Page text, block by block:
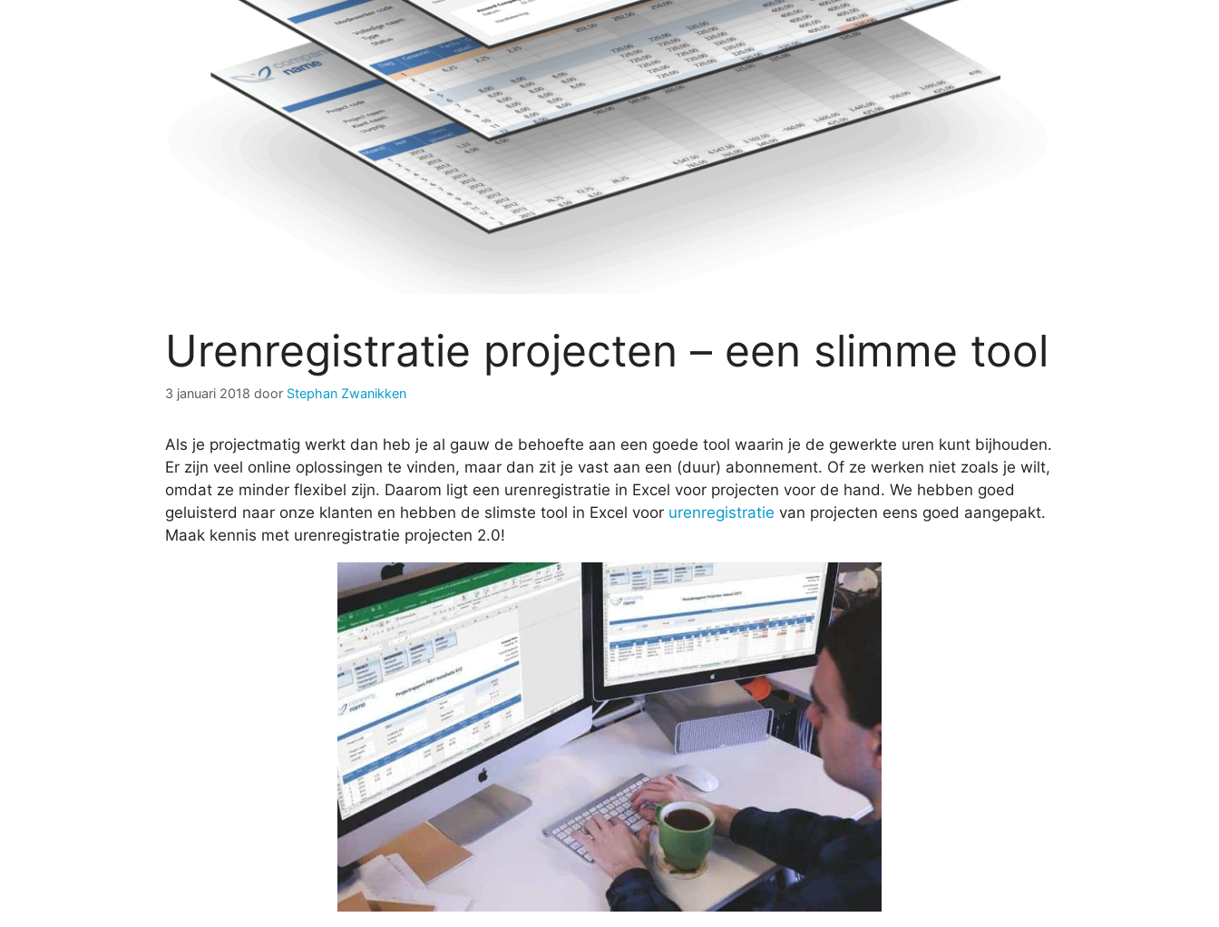
Urenregistratie projecten – een slimme tool
3 januari 2018 door Stephan Zwanikken
Als je projectmatig werkt dan heb je al gauw de behoefte aan een goede tool waarin je de gewerkte uren kunt bijhouden.
Er zijn veel online oplossingen te vinden, maar dan zit je vast aan een (duur) abonnement. Of ze werken niet zoals je wilt,
omdat ze minder flexibel zijn. Daarom ligt een urenregistratie in Excel voor projecten voor de hand. We hebben goed
geluisterd naar onze klanten en hebben de slimste tool in Excel voor urenregistratie van projecten eens goed aangepakt.
Maak kennis met urenregistratie projecten 2.0!